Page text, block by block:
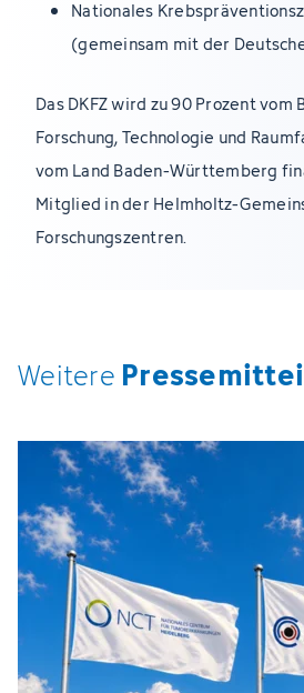
Nationales
(gemeinsam mit der
Das DKFZ wird zu 90 Prozent
Forschung, Technologie und
vom Land Baden-Württemberg
Mitglied in der Helmholtz-
Forschungszentren.
Weitere